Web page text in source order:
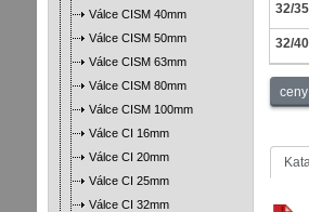
32/
32/
Válce CISM 40mm
Válce CISM 50mm
Válce CISM 63mm
Válce CISM 80mm
Válce CISM 100mm
Válce CI 16mm
Válce CI 20mm
Válce CI 25mm
Válce CI 32mm